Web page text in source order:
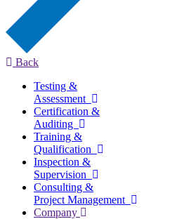
Back
Testing &
Assessment
Certification &
Auditing
Training &
Qualification
Inspection &
Supervision
Consulting &
Project Management
Company